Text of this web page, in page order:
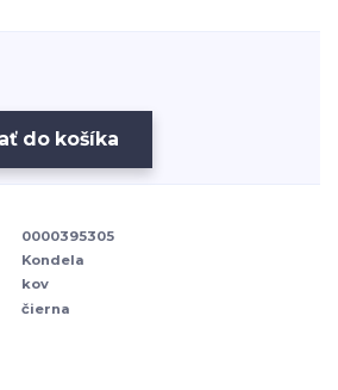
do košíka
0000395305
Kondela
kov
čierna